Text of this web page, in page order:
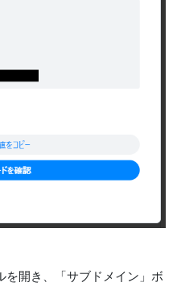
を開き、「サブドメイン」ボ